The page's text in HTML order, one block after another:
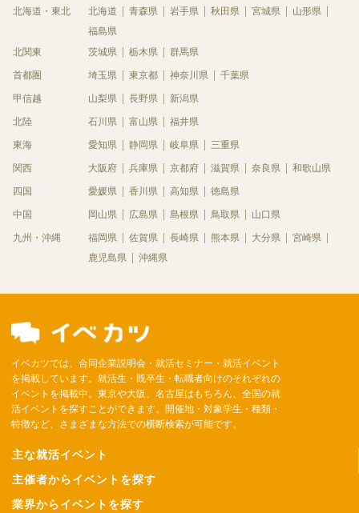
北海道・東北 北海道 青森県 岩手県 秋田県 宮城県
山形県
福島県
北関東
茨城県 栃木県 群馬県
首都圏 埼玉県 東京都 神奈川県 千葉県
甲信越 山梨県 長野県 新潟県
北陸 石川県 富山県 福井県
東海 愛知県 静岡県 岐阜県 三重県
関西 大阪府 兵庫県 京都府 滋賀県 奈良県 和歌山県
四国 愛媛県 香川県 高知県 徳島県
中国 岡山県 広島県 島根県 鳥取県 山口県
九州・沖縄 福岡県 佐賀県 長崎県 熊本県 大分県
宮崎県
鹿児島県
沖縄県
イベカツでは、合同企業説明会・就活セミナー・就活イベント
を掲載しています。就活生・既卒生・転職者向けのそれぞれの
イベントを掲載中。東京や大阪、名古屋はもちろん、全国の就
活イベントを探すことができます。開催地・対象学生・種類・
特徴など、さまざまな方法での横断検索が可能です。
主な就活イベント
主催者からイベントを探す
業界からイベントを探す